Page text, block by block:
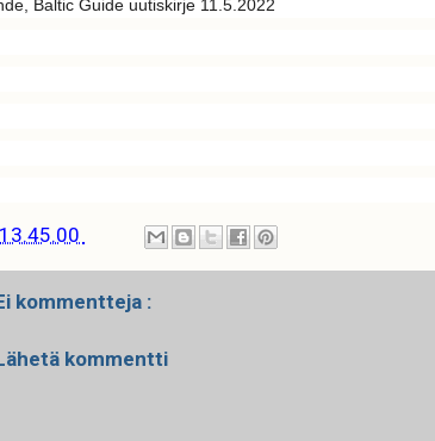
Baltic Guide uutiskirje 11.5.2022
13.45.00
kommentteja :
kommentti